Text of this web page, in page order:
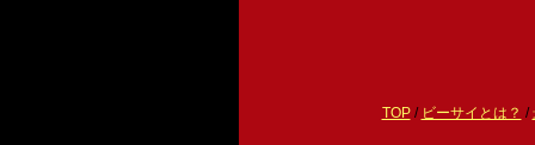
TOP/ ビーサイとは？ /